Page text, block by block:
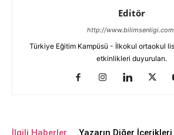
Editör
http://
Türkiye Eğitim Kampüsü - İlkokul ortaokul
etkinlikleri duyuruları.
İlgili Haberler Yazarın Diğer İçerikleri